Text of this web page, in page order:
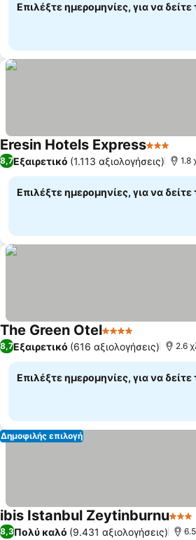
Επιλέξτε ημερομηνίες, για να δείτε
Eresin Hotels Express3 Αστέρια
8,7Εξαιρετικό (1.113 αξιολογήσεις) 1.8
Επιλέξτε ημερομηνίες, για να δείτε
The Green Otel4 ΑστέριαΕμφάνιση
8,7Εξαιρετικό (616 αξιολογήσεις) 2.6
Επιλέξτε ημερομηνίες, για να δείτε
Δημοφιλής επιλογή
ibis Istanbul Zeytinburnu3
8,3Πολύ καλό (9.431 αξιολογήσεις)